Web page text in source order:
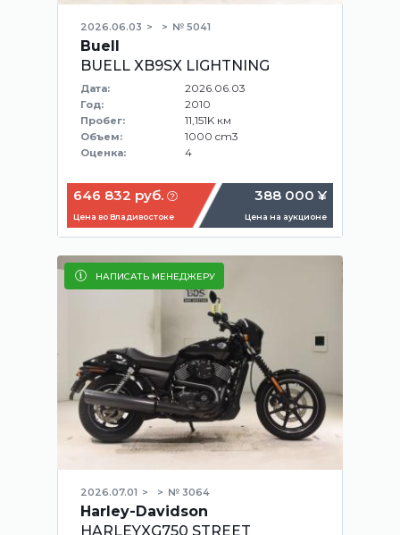
2026.06.03 № 5041
Buell
BUELL XB9SX LIGHTNING
Дата: 2026.06.03
Год: 2010
Пробег: 11,151K км
Объем: 1000 cm3
Оценка: 4
646 832 руб.
Цена во Владивостоке
388 000 ¥
Цена на аукционе
НАПИСАТЬ МЕНЕДЖЕРУ
2026.07.01 № 3064
Harley-Davidson
HARLEYXG750 STREET